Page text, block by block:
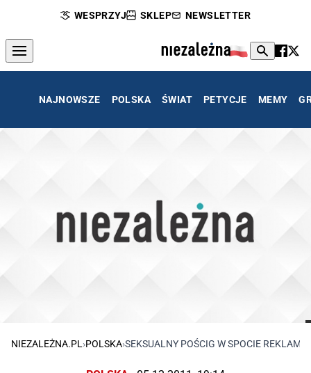
WESPRZYJ SKLEP NEWSLETTER
NAJNOWSZE POLSKA ŚWIAT PETYCJE MEMY
NIEZALEŻNA.PL ›POLSKA›SEKSUALNY POŚCIG W SPOCIE